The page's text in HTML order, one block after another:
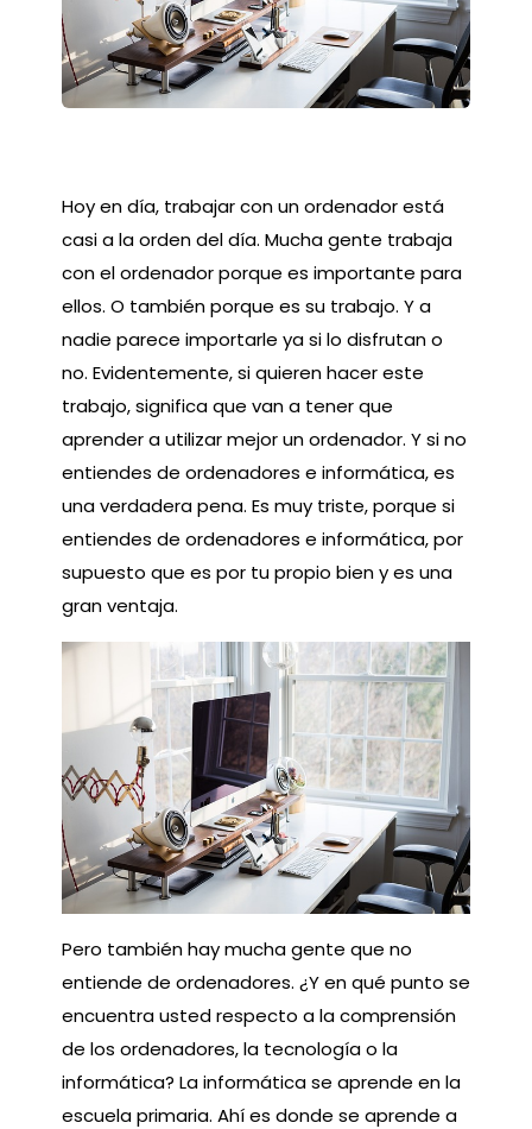
Hoy en día, trabajar con un ordenador está
casi a la orden del día. Mucha gente trabaja
con el ordenador porque es importante para
ellos. O también porque es su trabajo. Y a
nadie parece importarle ya si lo disfrutan o
no. Evidentemente, si quieren hacer este
trabajo, significa que van a tener que
aprender a utilizar mejor un ordenador. Y si no
entiendes de ordenadores e informática, es
una verdadera pena. Es muy triste, porque si
entiendes de ordenadores e informática, por
supuesto que es por tu propio bien y es una
gran ventaja.
Pero también hay mucha gente que no
entiende de ordenadores. ¿Y en qué punto se
encuentra usted respecto a la comprensión
de los ordenadores, la tecnología o la
informática? La informática se aprende en la
escuela primaria. Ahí es donde se aprende a